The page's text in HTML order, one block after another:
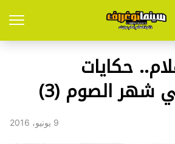
حكايات
شهر الصوم (3)
9 يونيو، 2016